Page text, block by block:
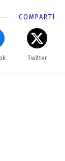
COMPARTÍ
Twitter